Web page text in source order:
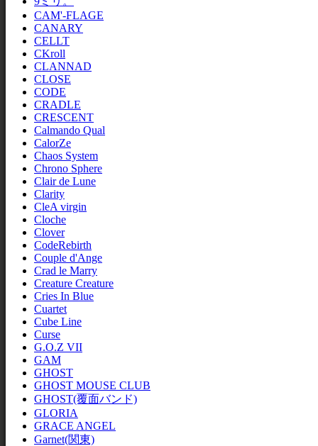
CAM'-FLAGE
CANARY
CELLT
CKroll
CLANNAD
CLOSE
CODE
CRADLE
CRESCENT
Calmando Qual
CalorZe
Chaos System
Chrono Sphere
Clair de Lune
Clarity
CleA virgin
Cloche
Clover
CodeRebirth
Couple d'Ange
Crad le Marry
Creature Creature
Cries In Blue
Cuartet
Cube Line
Curse
G.O.Z VII
GAM
GHOST
GHOST MOUSE CLUB
GHOST(覆面バンド)
GLORIA
GRACE ANGEL
Garnet(関東)